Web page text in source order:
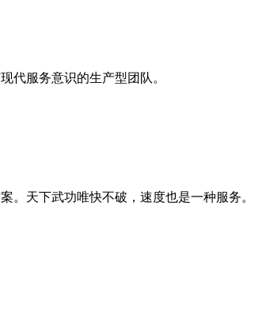
代服务意识的生产型团队。
。天下武功唯快不破，速度也是一种服务。